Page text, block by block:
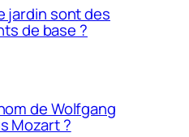
jardin sont des
de base ?
de Wolfgang
Mozart ?